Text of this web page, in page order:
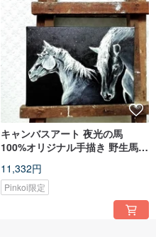
キャンバスアート 夜光の馬
100%オリジナル手描き 野生馬と
画
11,332円
Pinkoi限定